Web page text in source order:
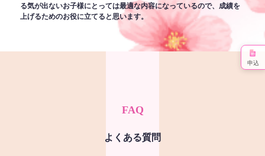
る気が出ないお子様にとっては最適な内容になっているので、成績を
上げるためのお役に立てると思います。
FAQ
よくある質問
申込